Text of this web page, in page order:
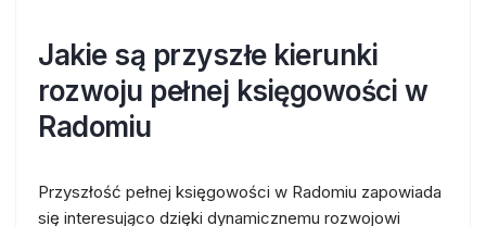
Jakie są przyszłe kierunki
rozwoju pełnej księgowości w
Radomiu
Przyszłość pełnej księgowości w Radomiu zapowiada
się interesująco dzięki dynamicznemu rozwojowi